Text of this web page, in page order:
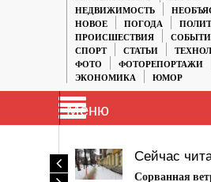
НЕДВИЖИМОСТЬ
НОВОЕ
ПОГОДА
ПРОИСШЕСТВИЯ
СПОРТ
СТАТЬИ
ФОТО
ФОТОРЕПОРТАЖИ
ЭКОНОМИКА
ЮМОР
Меню
Сейчас
Сорванная